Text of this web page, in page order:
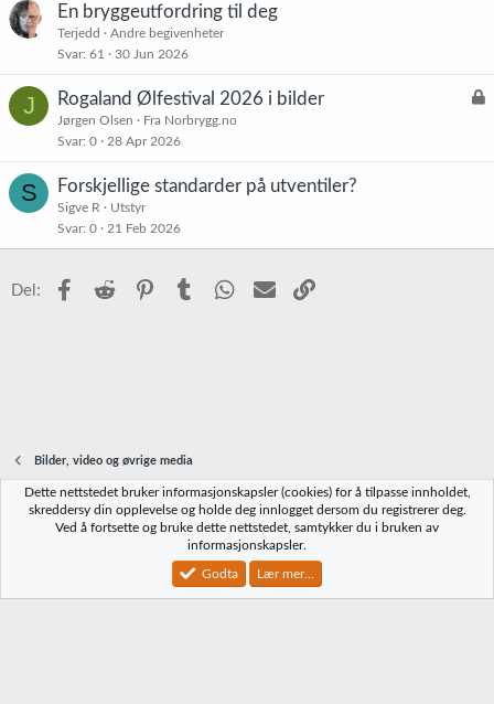
En bryggeutfordring til deg
Terjedd
Andre begivenheter
Svar 61 30 Jun 2026
J
L
Rogaland Ølfestival 2026 i bilder
Jørgen Olsen
Fra Norbrygg.no
Svar 0 28 Apr 2026
S Forskjellige standarder på utventiler?
Sigve R
Utstyr
Svar 0 21 Feb 2026
Del: Facebook
Reddit PinterestTumblr WhatsApp
E-post
Bilder, video og øvrige media
Norbrygg-default
Vilkår og regler Personvernregler
Community platform by XenForo® © 2010-2023 XenForo Ltd.
Dette nettstedet bruker informasjonskapsler (cookies) for å tilpasse innholdet,
skreddersy din opplevelse og holde deg innlogget dersom du registrerer deg.
Ved å fortsette og bruke dette nettstedet, samtykker du i bruken av
informasjonskapsler.
Godta Lær mer...